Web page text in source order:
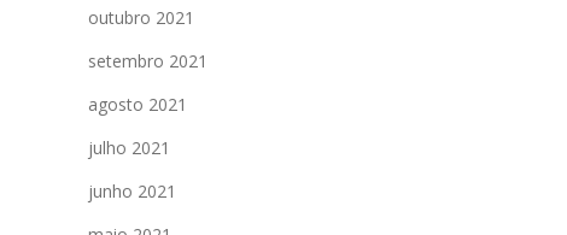
outubro 2021
setembro 2021
agosto 2021
julho 2021
junho 2021